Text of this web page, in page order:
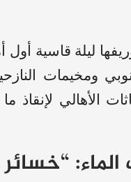
ليلة قاسية
ومخيمات
الأهالي لإنقاذ
الماء: